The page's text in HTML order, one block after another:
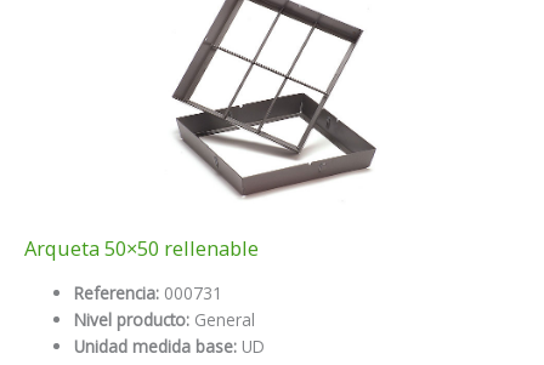
Arqueta 50×50 rellenable
Referencia: 000731
Nivel producto: General
Unidad medida base: UD